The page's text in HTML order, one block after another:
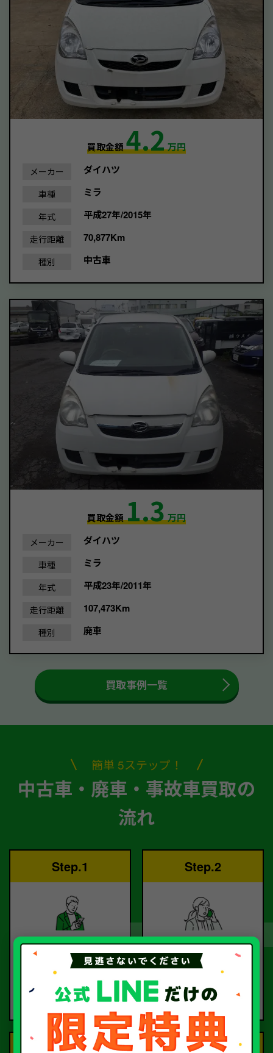
買取金額4.2万円
メーカー ダイハツ
車種 ミラ
年式 平成27年/2015年
走行距離 70,877Km
種別 中古車
買取金額1.3万円
メーカー ダイハツ
車種 ミラ
年式 平成23年/2011年
走行距離 107,473Km
種別 廃車
買取事例一覧
簡単 5ステップ！
中古車・廃車・事故車買取の
流れ
Step.1
ご依頼
お電話または査定フォー
ムより
ご依頼ください。
Step.2
査定
査定のプロが
お電話で回答いたしま
す。
Step.3 Step.4